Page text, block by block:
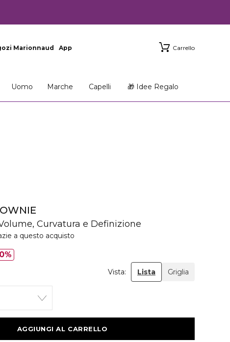
Marionnaud App Carrello
Uomo Marche Capelli 🎁 Idee Regalo
Curvatura e Definizione
a questo acquisto
Vista: Lista Griglia